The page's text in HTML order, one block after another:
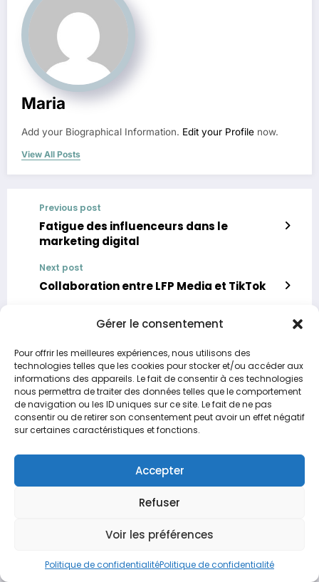
Gérer le consentement
Pour offrir les meilleures expériences, nous utilisons des
technologies telles que les cookies pour stocker et/ou accéder aux
informations des appareils. Le fait de consentir à ces technologies
nous permettra de traiter des données telles que le comportement
de navigation ou les ID uniques sur ce site. Le fait de ne pas
consentir ou de retirer son consentement peut avoir un effet négatif
sur certaines caractéristiques et fonctions.
Accepter
Refuser
Voir les préférences
Politique de confidentialitéPolitique de confidentialité
Maria
Add your Biographical Information. Edit your Profile now.
View All Posts
Previous post
Fatigue des influenceurs dans le
marketing digital
Next post
Collaboration entre LFP Media et TikTok
A LIRE AUSSI
Distinction entre influer et influencer